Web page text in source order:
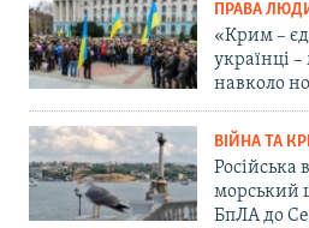
ПРАВА
«Крим –
українці
навколо
ВІЙНА ТА
Російська
морський
БпЛА до